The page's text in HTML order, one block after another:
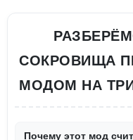
СОКРОВИЩА
МОДОМ НА
Почему этот мод